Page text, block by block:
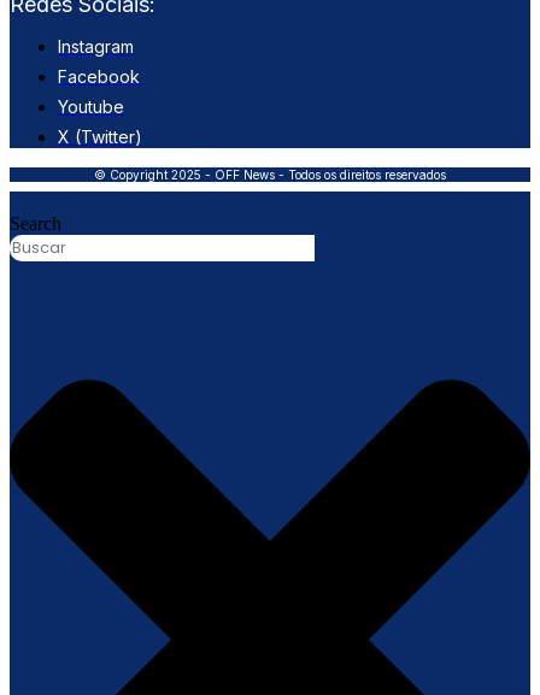
Instagram
Facebook
Youtube
X (Twitter)
© Copyright 2025 - OFF News - Todos os direitos reservados
Search